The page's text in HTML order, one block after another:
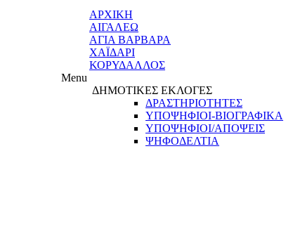
ΑΡΧΙΚΗ
ΑΙΓΑΛΕΩ
ΑΓΙΑ ΒΑΡΒΑΡΑ
ΧΑΪΔΑΡΙ
ΚΟΡΥΔΑΛΛΟΣ
Menu
ΔΗΜΟΤΙΚΕΣ ΕΚΛΟΓΕΣ
ΔΡΑΣΤΗΡΙΟΤΗΤΕΣ
ΥΠΟΨΗΦΙΟΙ-ΒΙΟΓΡΑΦΙΚΑ
ΥΠΟΨΗΦΙΟΙ/ΑΠΟΨΕΙΣ
ΨΗΦΟΔΕΛΤΙΑ